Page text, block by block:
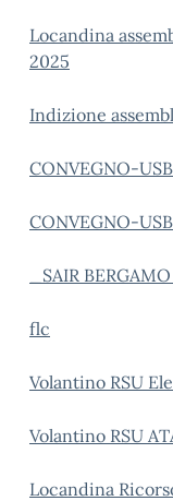
Locandina
2025
Indizione
CONVEGNO-
CONVEGNO-
_SAIR
flc
Volantino RSU
Volantino RSU
Locandina